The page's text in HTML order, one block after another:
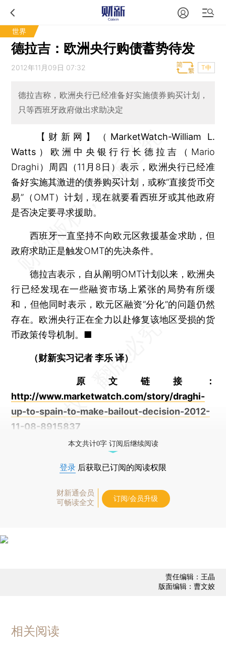
世界
德拉吉：欧洲央行购债蓄势待发
2012年11月09日 07:32 T中
德拉吉称，欧洲央行已经准备好实施债券购买计划，
只等西班牙政府做出求助决定
【财新网】（MarketWatch-William L.
Watts） 欧洲中央银行行长德拉吉（Mario
Draghi）周四（11月8日）表示，欧洲央行已经准
备好实施其激进的债券购买计划，或称“直接货币交
易”（OMT）计划，现在就要看西班牙或其他政府
是否决定要寻求援助。
西班牙一直坚持不向欧元区救援基金求助，但
政府求助正是触发OMT的先决条件。
德拉吉表示，自从阐明OMT计划以来，欧洲央
行已经发现在一些融资市场上紧张的局势有所缓
和，但他同时表示，欧元区融资“分化”的问题仍然
存在。欧洲央行正在全力以赴修复该地区受损的货
币政策传导机制。■
（财新实习记者 李乐 译）
原文链接：
http://www.marketwatch.com/story/draghi-
up-to-spain-to-make-bailout-decision-2012-
11-08-8915837
本文共计0字 订阅后继续阅读
登录 后获取已订阅的阅读权限
财新通会员
可畅读全文
订阅/会员升级
责任编辑：王晶
版面编辑：曹文姣
相关阅读